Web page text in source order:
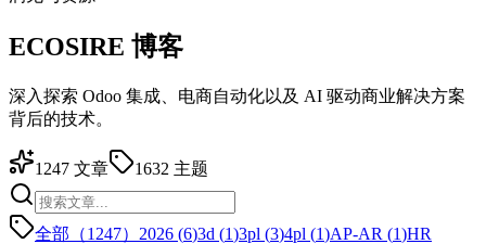
ECOSIRE 博客
深入探索 Odoo 集成、电商自动化以及 AI 驱动商业解决方案
背后的技术。
1247 文章 1632 主题
全部（1247） 2026 (6)3d (1)3pl (3)4pl (1)AP-AR (1)HR